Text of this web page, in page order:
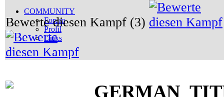
COMMUNITY
Forum
Profil
Links
Bewerte diesen Kampf (3)